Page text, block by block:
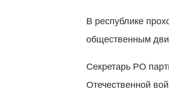
В республике
общественным
Секретарь РО
Отечественной